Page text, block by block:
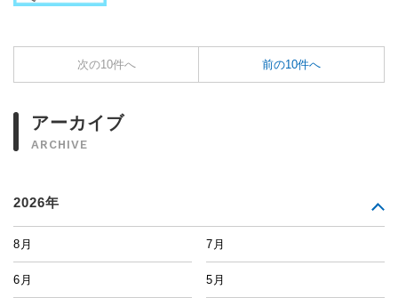
次の10件へ 前の10件へ
アーカイブ
ARCHIVE
2026年
8月 7月
6月 5月